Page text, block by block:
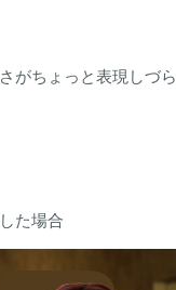
がちょっと表現しづ
た場合